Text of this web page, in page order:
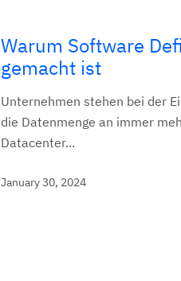
Warum Software
gemacht ist
Unternehmen stehen bei der
die Datenmenge an immer
Datacenter...
January 30, 2024